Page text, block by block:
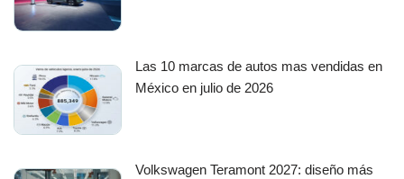
Las 10 marcas de autos mas vendidas en
México en julio de 2026
Volkswagen Teramont 2027: diseño más